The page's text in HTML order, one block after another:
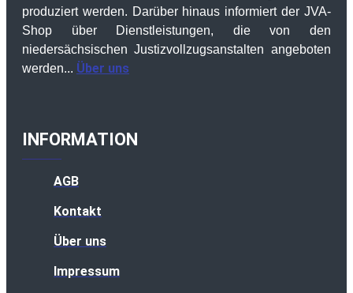
produziert werden. Darüber hinaus informiert der JVA-
Shop über Dienstleistungen, die von den
niedersächsischen Justizvollzugsanstalten angeboten
werden... Über uns
INFORMATION
AGB
Kontakt
Über uns
Impressum